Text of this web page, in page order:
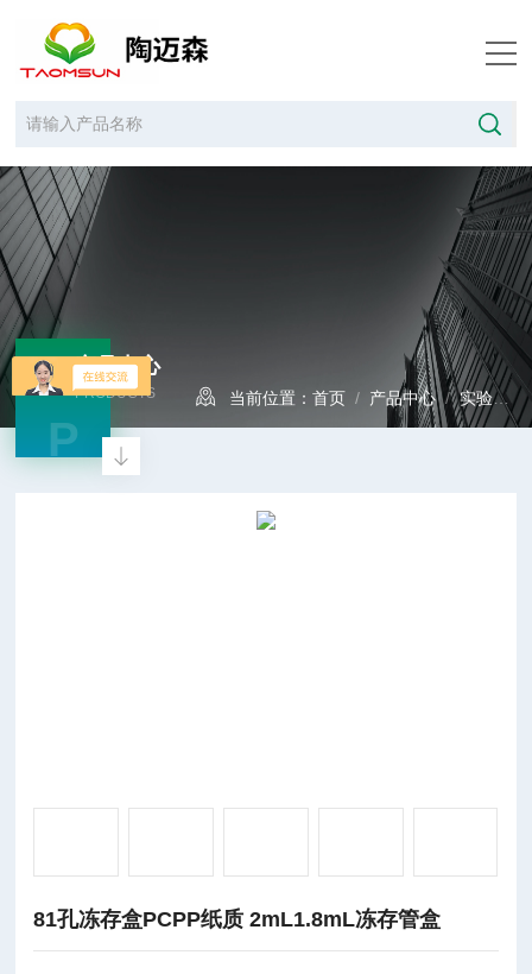
产品中心
PRODUCTS
P
当前位置：首页 / 产品中心/实验室耗材
81孔冻存盒PCPP纸质 2mL1.8mL冻存管盒